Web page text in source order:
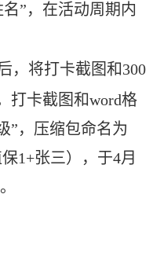
名”，在活动周期内
，将打卡截图和300
打卡截图和word格
”，压缩包命名为
1+张三），于4月